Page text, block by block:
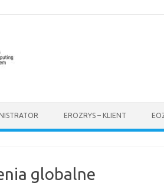
EROZRYS – KLIENT
globalne